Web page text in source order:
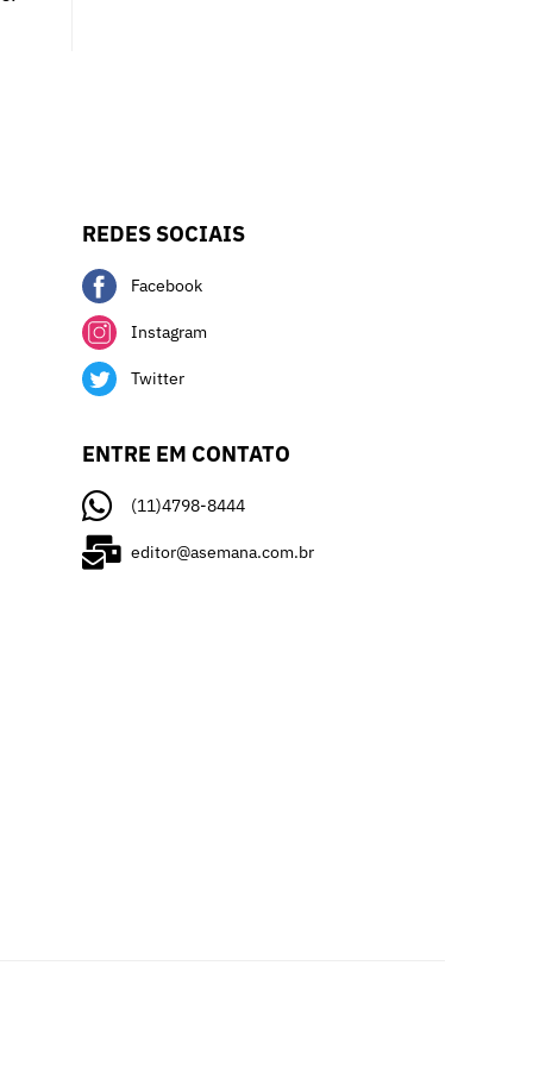
REDES SOCIAIS
Facebook
Instagram
Twitter
ENTRE EM CONTATO
(11)4798-8444
editor@asemana.com.br